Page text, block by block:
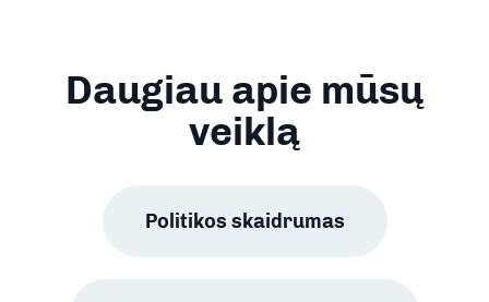
Daugiau apie mūsų
veiklą
Politikos skaidrumas